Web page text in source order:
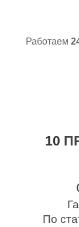
Работаем
10
По